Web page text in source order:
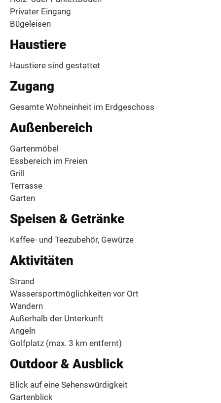
Privater Eingang
Bügeleisen
Haustiere
Haustiere sind gestattet
Zugang
Gesamte Wohneinheit im Erdgeschoss
Außenbereich
Gartenmöbel
Essbereich im Freien
Grill
Terrasse
Garten
Speisen & Getränke
Kaffee- und Teezubehör, Gewürze
Aktivitäten
Strand
Wassersportmöglichkeiten vor Ort
Wandern
Außerhalb der Unterkunft
Angeln
Golfplatz (max. 3 km entfernt)
Outdoor & Ausblick
Blick auf eine Sehenswürdigkeit
Gartenblick